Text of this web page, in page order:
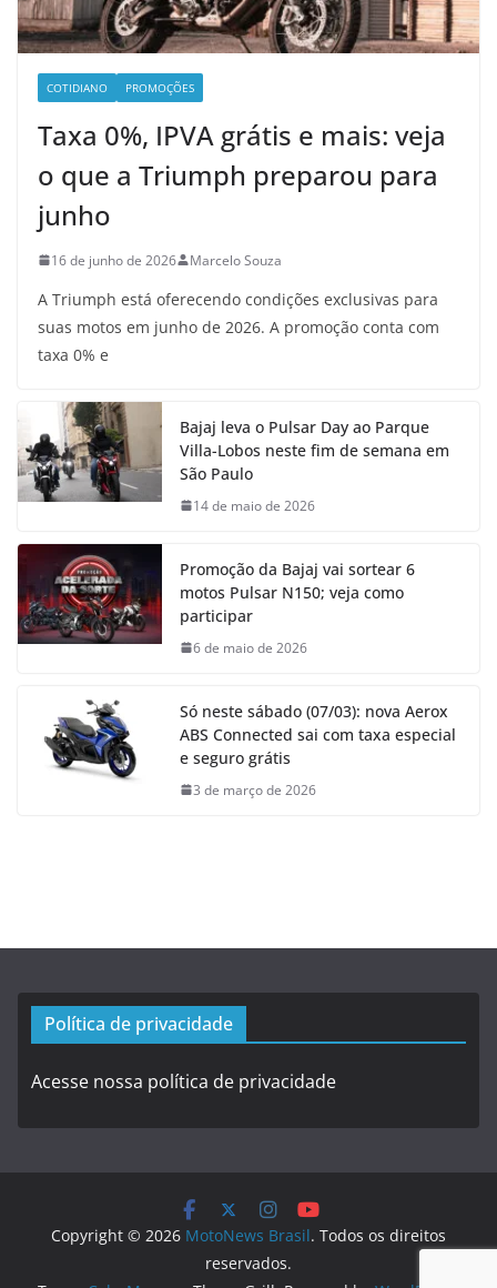
COTIDIANO PROMOÇÕES
Taxa 0%, IPVA grátis e mais: veja
o que a Triumph preparou para
junho
16 de junho de 2026 Marcelo Souza
A Triumph está oferecendo condições exclusivas para
suas motos em junho de 2026. A promoção conta com
taxa 0% e
Bajaj leva o Pulsar Day ao Parque
Villa-Lobos neste fim de semana em
São Paulo
14 de maio de 2026
Promoção da Bajaj vai sortear 6
motos Pulsar N150; veja como
participar
6 de maio de 2026
Só neste sábado (07/03): nova Aerox
ABS Connected sai com taxa especial
e seguro grátis
3 de março de 2026
Política de privacidade
Acesse nossa política de privacidade
Copyright © 2026 MotoNews Brasil. Todos os direitos
reservados.